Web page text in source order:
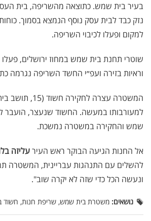
בעיר בית שמש. כתוצאה מהשריפה, בית
נזק כבד לבית עסק נוסף הנמצא בסמוך.
למקום ופעלו לכיבוי השריפה.
שוטרי תחנת בית שמש במחוז ירושלים, פעלו
וראיות בזירה ועפ״י החשד השריפה נגרמה
המשטרה עצרה
למעורבותו במעשה. החשוד שנעצר, הועבר
שמש והחקירה במשטרה נמשכת.
אל החנות הגיעה הבוקר ראש העירעליזה
להשלים עם התנהגות עבריינית, המשטרה
ונעשה הכל כדי שזה לא יקרה שוב".
נושאים: משטרת בית שמש, שריפת חנות, חשוד